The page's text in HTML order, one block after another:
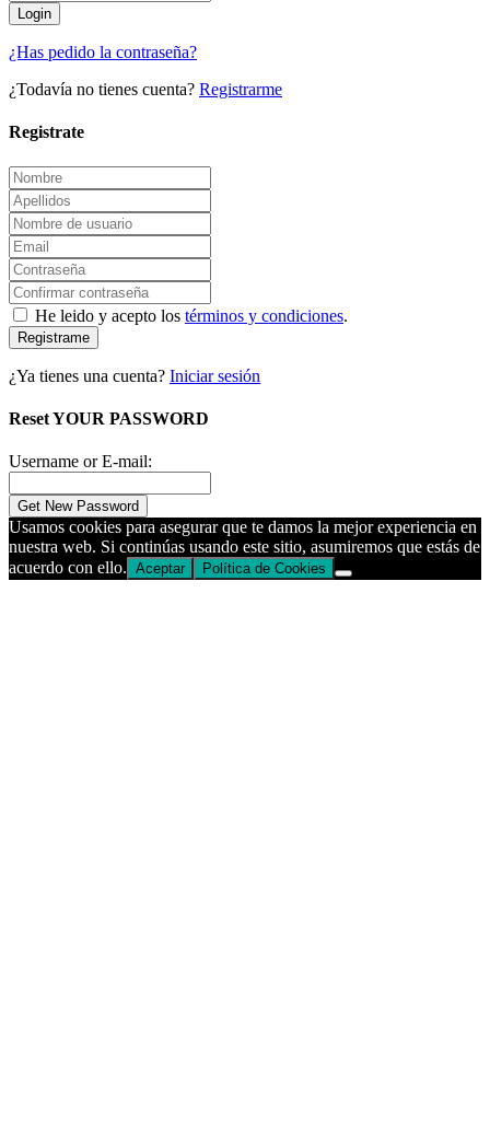
¿Has pedido la contraseña?
¿Todavía no tienes cuenta? Registrarme
Registrate
He leido y acepto los términos y condiciones.
Registrame
¿Ya tienes una cuenta? Iniciar sesión
Reset YOUR PASSWORD
Username or E-mail:
Usamos cookies para asegurar que te damos la mejor experiencia en
nuestra web. Si continúas usando este sitio, asumiremos que estás de
acuerdo con ello. Aceptar Política de Cookies